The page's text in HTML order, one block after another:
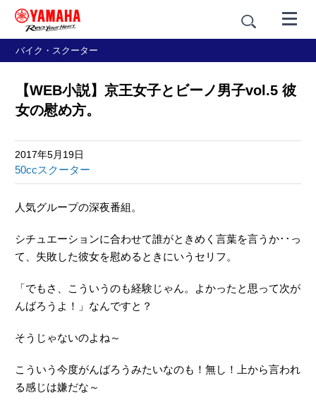
バイク・スクーター
【WEB小説】京王女子とビーノ男子vol.5 彼
女の慰め方。
2017年5月19日
50ccスクーター
人気グループの深夜番組。
シチュエーションに合わせて誰がときめく言葉を言うか･･っ
て、失敗した彼女を慰めるときにいうセリフ。
「でもさ、こういうのも経験じゃん。よかったと思って次が
んばろうよ！」なんですと？
そうじゃないのよね～
こういう今度がんばろうみたいなのも！無し！上から言われ
る感じは嫌だな～